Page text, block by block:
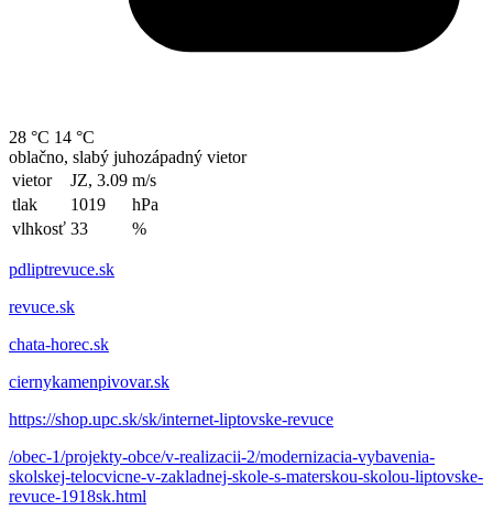
28 °C 14 °C
oblačno, slabý juhozápadný vietor
vietor
JZ, 3.09 m/s
tlak
1019
hPa
vlhkosť 33 %
pdliptrevuce.sk
revuce.sk
chata-horec.sk
ciernykamenpivovar.sk
https://shop.upc.sk/sk/internet-liptovske-revuce
/obec-1/projekty-obce/v-realizacii-2/modernizacia-vybavenia-
skolskej-telocvicne-v-zakladnej-skole-s-materskou-skolou-liptovske-
revuce-1918sk.html